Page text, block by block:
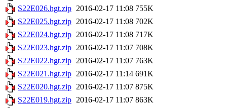
S22E026.hgt.zip 2016-02-17 11:08 755K
S22E025.hgt.zip 2016-02-17 11:08 702K
S22E024.hgt.zip 2016-02-17 11:08 717K
S22E023.hgt.zip 2016-02-17 11:07 708K
S22E022.hgt.zip 2016-02-17 11:07 763K
S22E021.hgt.zip 2016-02-17 11:14 691K
S22E020.hgt.zip 2016-02-17 11:07 875K
S22E019.hgt.zip 2016-02-17 11:07 863K